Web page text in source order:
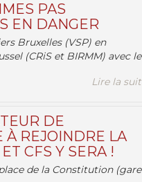
PAS
EN DANGER
Bruxelles (VSP) en
(CRiS et BIRMM) avec le
Lire la
DE
À REJOINDRE LA
CFS Y SERA !
de la Constitution (gare